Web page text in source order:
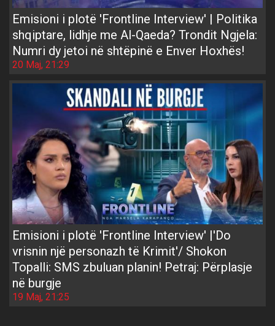
Emisioni i plotë 'Frontline Interview' | Politika
shqiptare, lidhje me Al-Qaeda? Trondit Ngjela:
Numri dy jetoi në shtëpinë e Enver Hoxhës!
20 Maj, 21:29
Emisioni i plotë 'Frontline Interview' |'Do
vrisnin një personazh të Krimit'/ Shokon
Topalli: SMS zbuluan planin! Petraj: Përplasje
në burgje
19 Maj, 21:25